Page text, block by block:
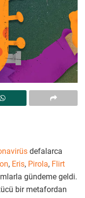
defalarca
, Eris, Pirola, Flirt
gündeme geldi.
bir metafordan